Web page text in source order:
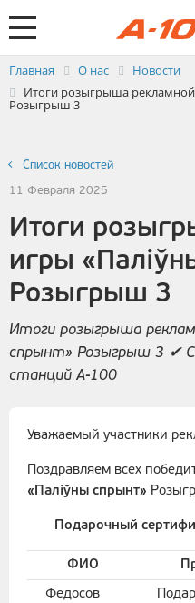
Услуги
Электронный
Заявка на выставление ЭСЧФ
Главная О нас
Новости
Итоги розыгрыша
Розыгрыш 3
Список новостей
11 Февраля 2025
Итоги
игры
Розыгрыш 3
Итоги розыгрыша
спрынт» Розыгрыш 3 ✔
станций А-100
Уважаемый участники
Поздравляем всех
«Паліўны спрынт»
Подарочный
ФИО
Федосов